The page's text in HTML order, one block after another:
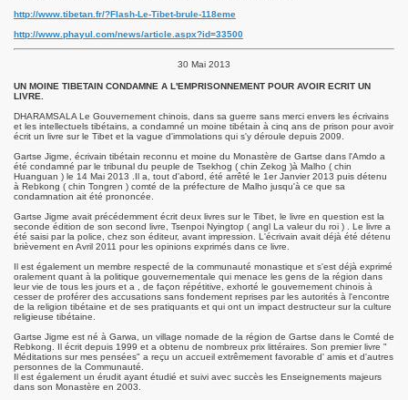
http://www.tibetan.fr/?Flash-Le-Tibet-brule-118eme
http://www.phayul.com/news/article.aspx?id=33500
30 Mai 2013
UN MOINE TIBETAIN CONDAMNE A L'EMPRISONNEMENT POUR AVOIR ECRIT UN
LIVRE.
DHARAMSALA Le Gouvernement chinois, dans sa guerre sans merci envers les écrivains
et les intellectuels tibétains, a condamné un moine tibétain à cinq ans de prison pour avoir
écrit un livre sur le Tibet et la vague d'immolations qui s'y déroule depuis 2009.
Gartse Jigme, écrivain tibétain reconnu et moine du Monastère de Gartse dans l'Amdo a
été condamné par le tribunal du peuple de Tsekhog ( chin Zekog )à Malho ( chin
Huanguan ) le 14 Mai 2013 .Il a, tout d'abord, été arrêté le 1er Janvier 2013 puis détenu
à Rebkong ( chin Tongren ) comté de la préfecture de Malho jusqu'à ce que sa
condamnation ait été prononcée.
Gartse Jigme avait précédemment écrit deux livres sur le Tibet, le livre en question est la
seconde édition de son second livre, Tsenpoi Nyingtop ( angl La valeur du roi ) . Le livre a
été saisi par la police, chez son éditeur, avant impression. L'écrivain avait déjà été détenu
brièvement en Avril 2011 pour les opinions exprimés dans ce livre.
Il est également un membre respecté de la communauté monastique et s'est déjà exprimé
oralement quant à la politique gouvernementale qui menace les gens de la région dans
leur vie de tous les jours et a , de façon répétitive, exhorté le gouvernement chinois à
cesser de proférer des accusations sans fondement reprises par les autorités à l'encontre
de la religion tibétaine et de ses pratiquants et qui ont un impact destructeur sur la culture
religieuse tibétaine.
Gartse Jigme est né à Garwa, un village nomade de la région de Gartse dans le Comté de
Rebkong. Il écrit depuis 1999 et a obtenu de nombreux prix littéraires. Son premier livre "
Méditations sur mes pensées" a reçu un accueil extrêmement favorable d' amis et d'autres
personnes de la Communauté.
Il est également un érudit ayant étudié et suivi avec succès les Enseignements majeurs
dans son Monastère en 2003.